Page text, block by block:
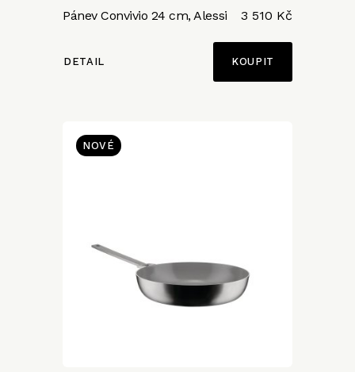
Pánev Convivio 24 cm, Alessi 3 510 Kč
DETAIL
NOVÉ